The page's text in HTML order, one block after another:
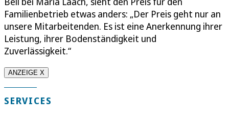
Familienbetrieb etwas anders: „Der Preis geht nur an
unsere Mitarbeitenden. Es ist eine Anerkennung ihrer
Leistung, ihrer Bodenständigkeit und
Zuverlässigkeit.“
ANZEIGE X
SERVICES